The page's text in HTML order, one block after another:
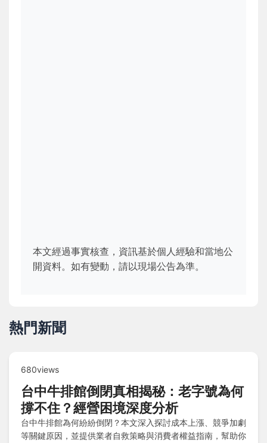
本文經過事實核查，資訊基於個人經驗和當地公
開資料。如有變動，請以現場公告為準。
熱門新聞
680views
台中牛排館倒閉真相揭秘：老字號為何
撐不住？經營困境深度分析
台中牛排館為何紛紛倒閉？本文深入探討成本上漲、競爭加劇
等關鍵原因，並提供業者自救策略與消費者權益指南，幫助你